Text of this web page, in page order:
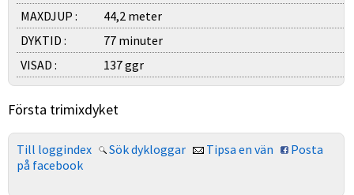
MAXDJUP :
44,2 meter
DYKTID :
77 minuter
VISAD :
137 ggr
Första trimixdyket
Till loggindex Sök dykloggar Tipsa en vän
Posta
på facebook